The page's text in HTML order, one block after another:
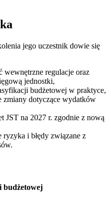
jego uczestnik dowie się
wewnętrzne regulacje oraz
jednostki,
budżetowej w praktyce,
zmiany dotyczące wydatków
JST na 2027 r. zgodnie z nową
i błędy związane z
budżetowej